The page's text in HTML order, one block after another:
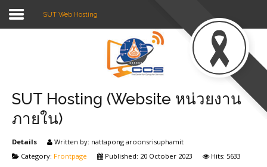
Type 2 or
more
characters
for results.
Sidebar Module
This is a sample module published to the
sidebar_top position, using the -sidebar
module class suffix. There is also a
sidebar_bottom position below the menu.
Login
SUT Web Hosting
SUT Hosting (Website หน่วยงาน
ภายใน)
Details Written by: nattapong aroonsrisuphamit
Category: Frontpage Published: 20 October 2023 Hits: 5633